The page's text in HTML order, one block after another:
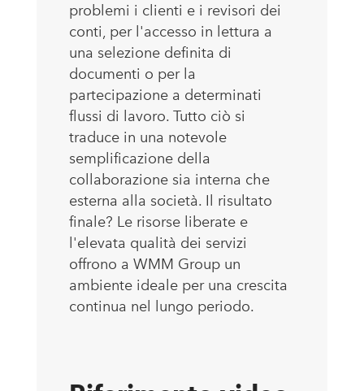
problemi i clienti e i revisori dei
conti, per l'accesso in lettura a
una selezione definita di
documenti o per la
partecipazione a determinati
flussi di lavoro. Tutto ciò si
traduce in una notevole
semplificazione della
collaborazione sia interna che
esterna alla società. Il risultato
finale? Le risorse liberate e
l'elevata qualità dei servizi
offrono a WMM Group un
ambiente ideale per una crescita
continua nel lungo periodo.